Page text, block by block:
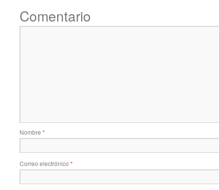
Comentario
Nombre *
Correo electrónico *